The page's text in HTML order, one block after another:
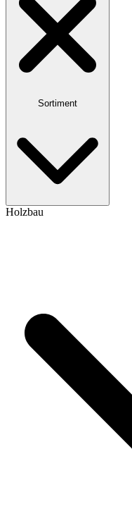
Sortiment
Holzbau